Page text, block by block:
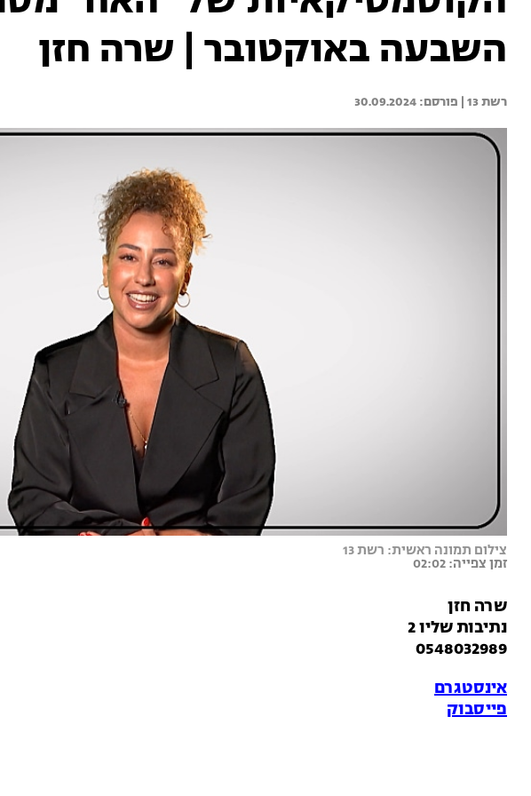
השבעה באוקטובר | שרה חזן
רשת 13 | 30.09.2024
צילום תמונה ראשית: רשת 13
זמן צפייה: 02:02
שרה חזן
נתיבות שליו 2
0548032989
אינסטגרם
פייסבוק